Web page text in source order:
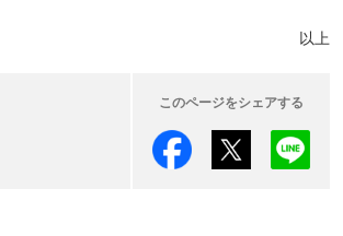
以上
このページをシェアする